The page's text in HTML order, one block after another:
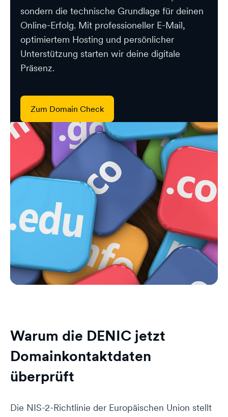
sondern die technische Grundlage für deinen
Online-Erfolg. Mit professioneller E-Mail,
optimiertem Hosting und persönlicher
Unterstützung starten wir deine digitale
Präsenz.
Zum Domain Check
Warum die DENIC jetzt
Domainkontaktdaten
überprüft
Die NIS-2-Richtlinie der Europäischen Union stellt